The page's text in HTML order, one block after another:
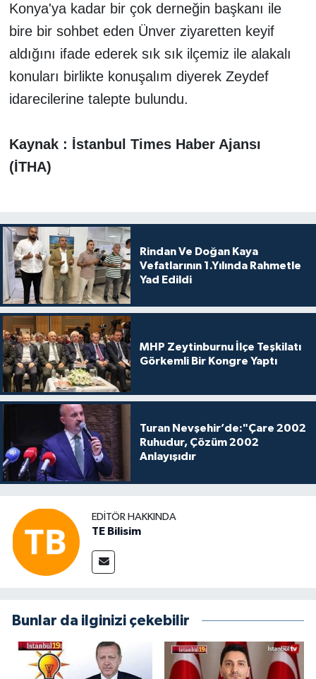
Konya'ya kadar bir çok derneğin başkanı ile
bire bir sohbet eden Ünver ziyaretten keyif
aldığını ifade ederek sık sık ilçemiz ile alakalı
konuları birlikte konuşalım diyerek Zeydef
idarecilerine talepte bulundu.
Kaynak : İstanbul Times Haber Ajansı
(İTHA)
Rindan Ve Doğan Kaya
Vefatlarının 1.Yılında Rahmetle
Yad Edildi
MHP Zeytinburnu İlçe Teşkilatı
Görkemli Bir Kongre Yaptı
Turan Nevşehir’de:"Çare 2002
Ruhudur, Çözüm 2002
Anlayışıdır
EDITÖR HAKKINDA
TE Bilisim
Bunlar da ilginizi çekebilir